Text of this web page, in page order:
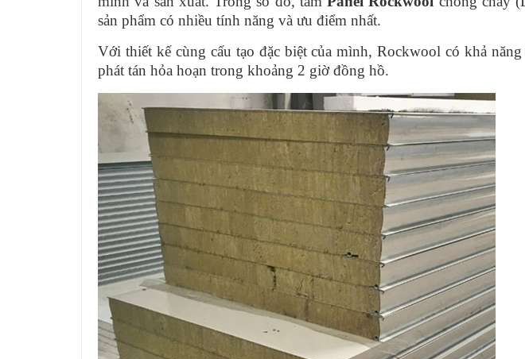
sản phẩm có nhiều tính năng và ưu điểm nhất.
Với thiết kế cùng cấu tạo đặc biệt của mình, Rockwool có khả
phát tán hỏa hoạn trong khoảng 2 giờ đồng hồ.